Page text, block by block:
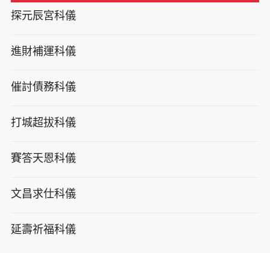
探元辰宮科儀
進財補運科儀
催討債務科儀
打城超拔科儀
賽答天恩科儀
文昌求仕科儀
延壽祈福科儀